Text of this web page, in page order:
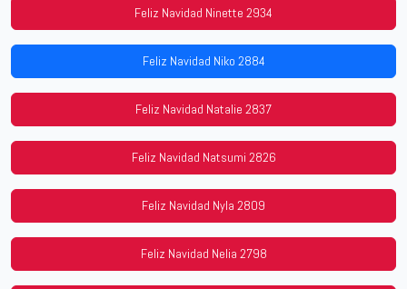
Feliz Navidad Ninette 2934
Feliz Navidad Niko 2884
Feliz Navidad Natalie 2837
Feliz Navidad Natsumi 2826
Feliz Navidad Nyla 2809
Feliz Navidad Nelia 2798